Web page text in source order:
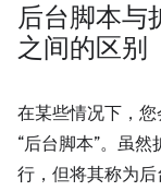
后台脚本与
之间的区别
在某些情况下，
“后台脚本”。虽
行，但将其称为